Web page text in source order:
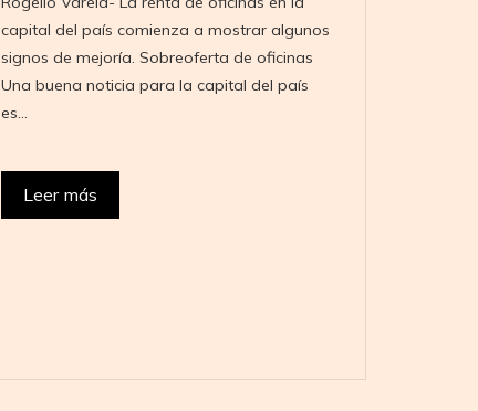
capital del país comienza a mostrar algunos
signos de mejoría. Sobreoferta de oficinas
Una buena noticia para la capital del país
es…
Leer más